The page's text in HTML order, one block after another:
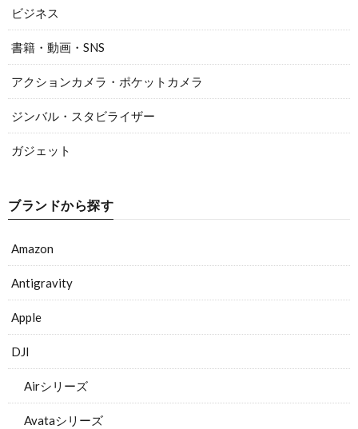
ビジネス
書籍・動画・SNS
アクションカメラ・ポケットカメラ
ジンバル・スタビライザー
ガジェット
ブランドから探す
Amazon
Antigravity
Apple
DJI
Airシリーズ
Avataシリーズ